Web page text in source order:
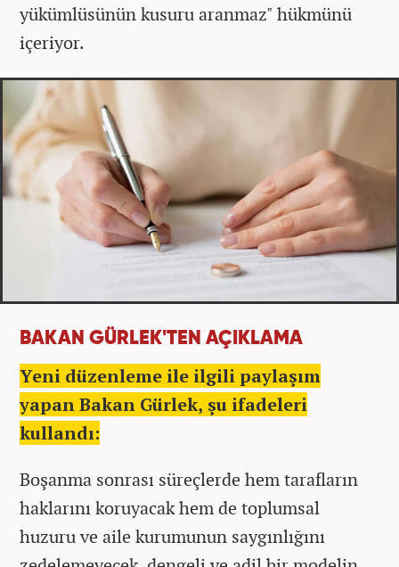
yükümlüsünün kusuru aranmaz" hükmünü
içeriyor.
BAKAN GÜRLEK'TEN AÇIKLAMA
Yeni düzenleme ile ilgili paylaşım
yapan Bakan Gürlek, şu ifadeleri
kullandı:
Boşanma sonrası süreçlerde hem tarafların
haklarını koruyacak hem de toplumsal
huzuru ve aile kurumunun saygınlığını